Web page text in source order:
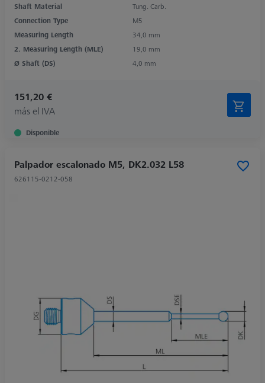
Shaft Material
Tung. Carb.
Connection Type
M5
Measuring Length
34,0 mm
2. Measuring Length (MLE)
19,0 mm
Ø Shaft (DS)
4,0 mm
151,20 €
más el IVA
Disponible
Palpador escalonado M5, DK2.032 L58
626115-0212-058